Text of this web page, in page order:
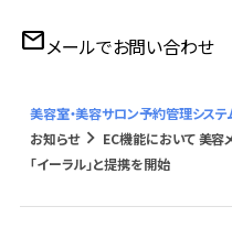
mailメールでお問い合わせ
美容室・美容サロン予約管理システ
お知らせkeyboard_arrow_right EC機能において 美容
「イーラル」と提携を開始